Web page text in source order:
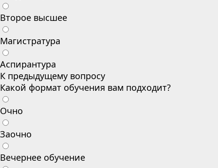
Второе высшее
Магистратура
Аспирантура
К предыдущему вопросу
Какой формат обучения вам подходит?
Очно
Заочно
Вечернее обучение